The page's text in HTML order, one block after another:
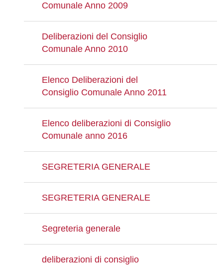
Comunale Anno 2009
Deliberazioni del Consiglio
Comunale Anno 2010
Elenco Deliberazioni del
Consiglio Comunale Anno 2011
Elenco deliberazioni di Consiglio
Comunale anno 2016
SEGRETERIA GENERALE
SEGRETERIA GENERALE
Segreteria generale
deliberazioni di consiglio